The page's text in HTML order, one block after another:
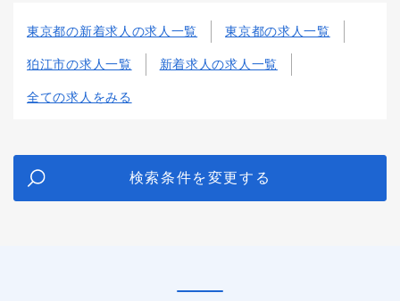
東京都の新着求人の求人一覧 東京都の求人一覧
狛江市の求人一覧 新着求人の求人一覧
全ての求人をみる
検索条件を変更する